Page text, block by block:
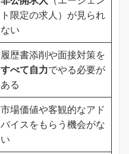
ト限定の求人）が見られ
ない
履歴書添削や面接対策を
すべて自力でやる必要が
ある
市場価値や客観的なアド
バイスをもらう機会がな
い